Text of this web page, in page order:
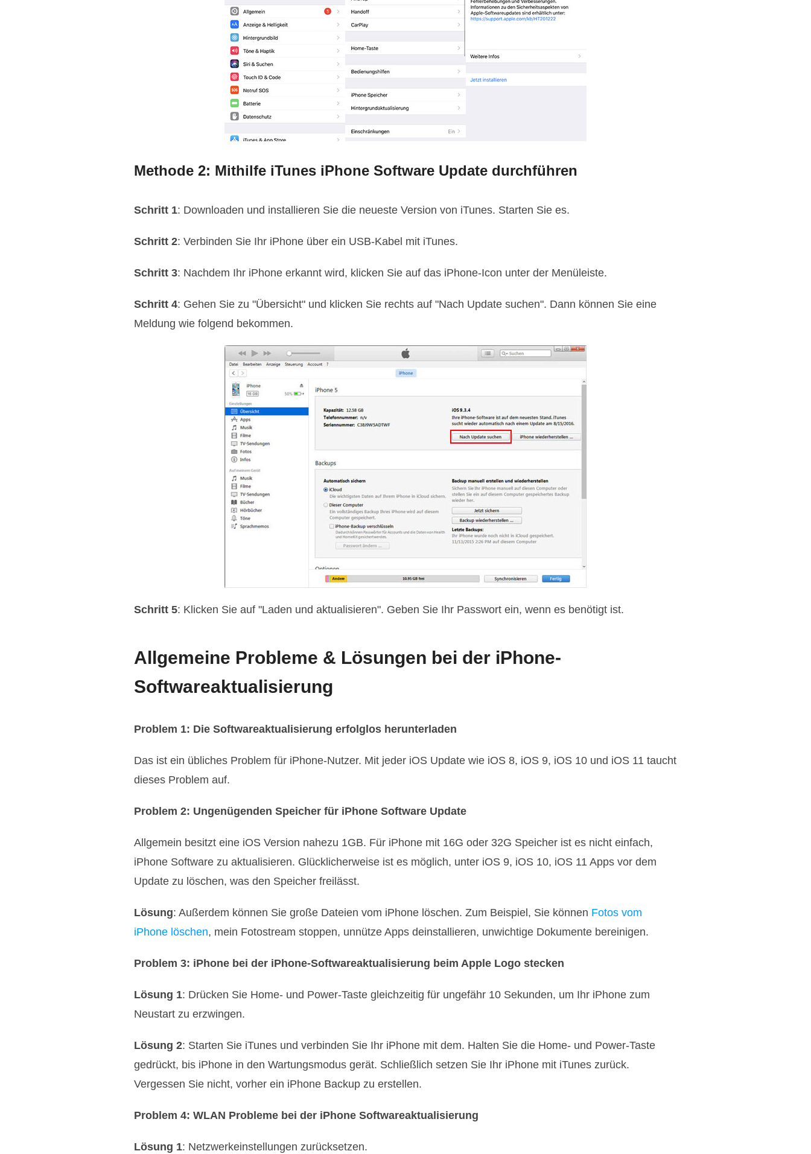
Methode 2: Mithilfe iTunes iPhone Software Update durchführen
Schritt 1: Downloaden und installieren Sie die neueste Version von iTunes. Starten Sie es.
Schritt 2: Verbinden Sie Ihr iPhone über ein USB-Kabel mit iTunes.
Schritt 3: Nachdem Ihr iPhone erkannt wird, klicken Sie auf das iPhone-Icon unter der Menüleiste.
Schritt 4: Gehen Sie zu "Übersicht" und klicken Sie rechts auf "Nach Update suchen". Dann können Sie eine
Meldung wie folgend bekommen.
Schritt 5: Klicken Sie auf "Laden und aktualisieren". Geben Sie Ihr Passwort ein, wenn es benötigt ist.
Allgemeine Probleme & Lösungen bei der iPhone-
Softwareaktualisierung
Problem 1: Die Softwareaktualisierung erfolglos herunterladen
Das ist ein übliches Problem für iPhone-Nutzer. Mit jeder iOS Update wie iOS 8, iOS 9, iOS 10 und iOS 11 taucht
dieses Problem auf.
Problem 2: Ungenügenden Speicher für iPhone Software Update
Allgemein besitzt eine iOS Version nahezu 1GB. Für iPhone mit 16G oder 32G Speicher ist es nicht einfach,
iPhone Software zu aktualisieren. Glücklicherweise ist es möglich, unter iOS 9, iOS 10, iOS 11 Apps vor dem
Update zu löschen, was den Speicher freilässt.
Lösung: Außerdem können Sie große Dateien vom iPhone löschen. Zum Beispiel, Sie können Fotos vom
iPhone löschen, mein Fotostream stoppen, unnütze Apps deinstallieren, unwichtige Dokumente bereinigen.
Problem 3: iPhone bei der iPhone-Softwareaktualisierung beim Apple Logo stecken
Lösung 1: Drücken Sie Home- und Power-Taste gleichzeitig für ungefähr 10 Sekunden, um Ihr iPhone zum
Neustart zu erzwingen.
Lösung 2: Starten Sie iTunes und verbinden Sie Ihr iPhone mit dem. Halten Sie die Home- und Power-Taste
gedrückt, bis iPhone in den Wartungsmodus gerät. Schließlich setzen Sie Ihr iPhone mit iTunes zurück.
Vergessen Sie nicht, vorher ein iPhone Backup zu erstellen.
Problem 4: WLAN Probleme bei der iPhone Softwareaktualisierung
Lösung 1: Netzwerkeinstellungen zurücksetzen.